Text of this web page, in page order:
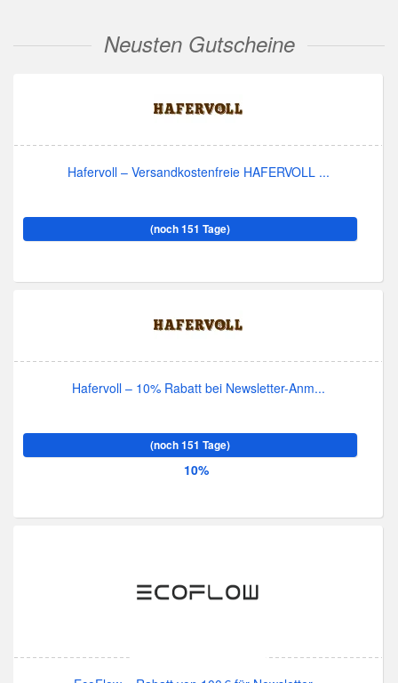
Neusten Gutscheine
Hafervoll – Versandkostenfreie HAFERVOLL ...
(noch 151 Tage)
Hafervoll – 10% Rabatt bei Newsletter-Anm...
(noch 151 Tage)
10%